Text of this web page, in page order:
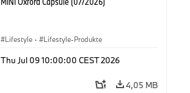
Lifestyle · Lifestyle-Produkte
Thu Jul 09 10:00:00 CEST 2026
4,05 MB